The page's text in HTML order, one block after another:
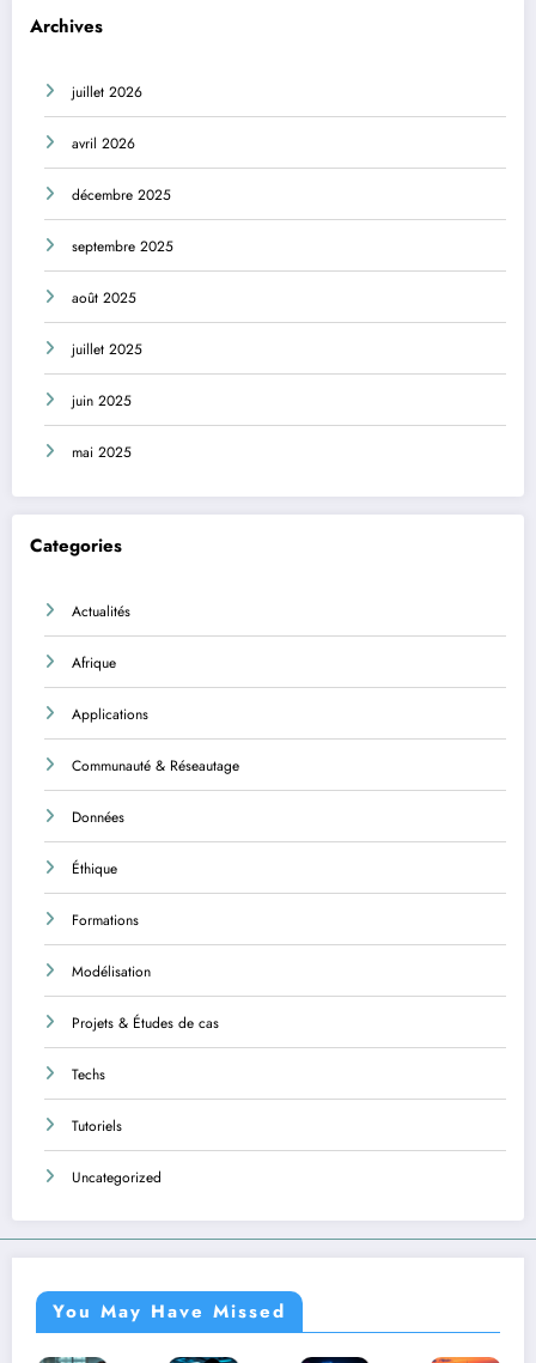
Archives
juillet 2026
avril 2026
décembre 2025
septembre 2025
août 2025
juillet 2025
juin 2025
mai 2025
Categories
Actualités
Afrique
Applications
Communauté & Réseautage
Données
Éthique
Formations
Modélisation
Projets & Études de cas
Techs
Tutoriels
Uncategorized
You May Have Missed